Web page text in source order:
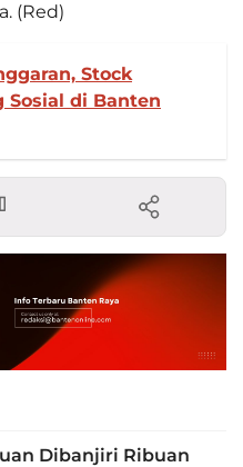
(Red)
Stock
Sosial di Banten
Dibanjiri Ribuan